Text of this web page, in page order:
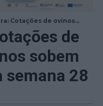
Cotações de ovinos...
de
sobem
semana 28